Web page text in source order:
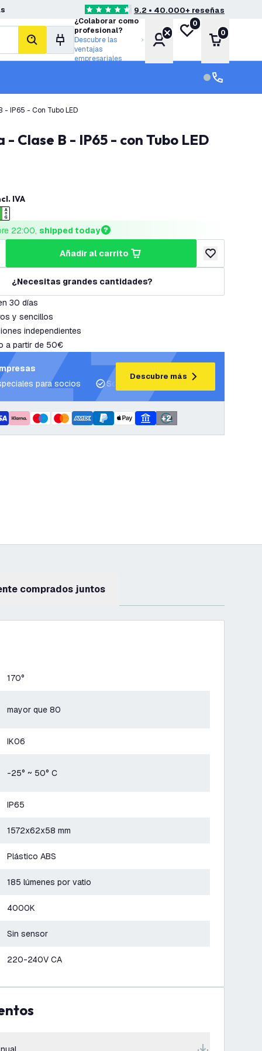
4.6 estrellas de puntuación
9.2 • 40.000+ reseñas
buscar
¿Colaborar como
profesional?
Descubre las
ventajas
empresariales
Cuenta
Mi lista de deseos
0
Carrito
0
Servicio al
Servicio al
Pantalla Estanca LED 150 Cm - 28W - 5180 Lumen - 4000K - Alta Eficiencia - Clase B - IP65 - Con Tubo LED
Clase B - IP65 - con Tubo LED
IVA
22:00, shipped today
cantidadañadir al carrito
añadir a lista
¿Necesitas grandes cantidades?
30 días
y sencillos
independientes
a partir de 50€
para socios
Soporte para proyectos y planes de
Descubre más
+2
comprados juntos
170°
mayor que 80
IK06
-25° ~ 50° C
IP65
1572x62x58 mm
Plástico ABS
185 lúmenes por vatio
4000K
Sin sensor
220-240V CA